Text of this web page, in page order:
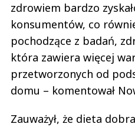
zdrowiem bardzo
konsumentów, co
pochodzące z badań,
która zawiera więcej
przetworzonych od
domu – komentował
Zauważył, że dieta